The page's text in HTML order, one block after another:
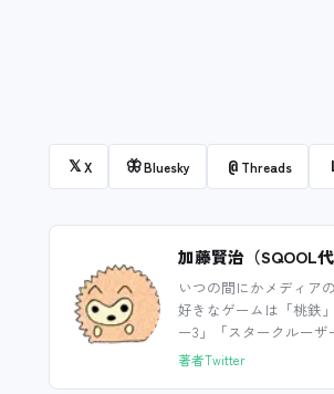
𝕏X 🦋Bluesky @ Threads
加藤賢治（SQOOL
いつの間にかメディア
好きなゲームは「桃鉄
ー3」「スタークルーザ
著者Twitter